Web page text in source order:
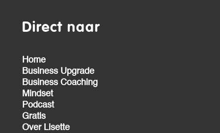
Direct naar
Home
Business Upgrade
Business Coaching
Mindset
Podcast
Gratis
Over Lisette